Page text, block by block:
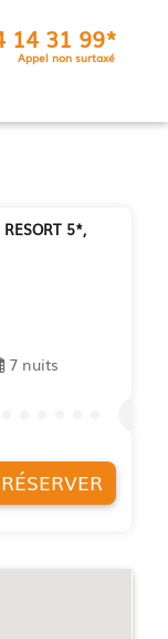
14 31 99*
Appel non surtaxé
5*,
7 nuits
RÉSERVER